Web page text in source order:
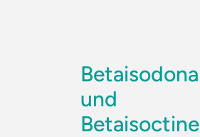
Betaisodona
und
Betaisoctine